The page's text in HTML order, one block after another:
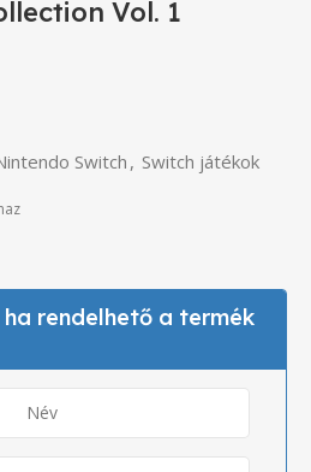
Vol. 1
Switch , Switch játékok
rendelhető a termék